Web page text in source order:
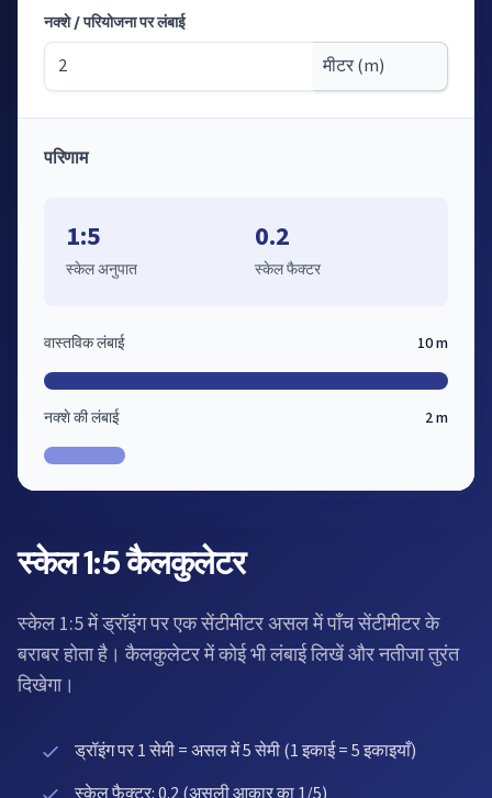
स्केल 1:5 कैलकुलेटर
स्केल 1:5 में ड्रॉइंग पर एक सेंटीमीटर असल में पाँच सेंटीमीटर के
बराबर होता है। कैलकुलेटर में कोई भी लंबाई लिखें और नतीजा तुरंत
दिखेगा।
ड्रॉइंग पर 1 सेमी = असल में 5 सेमी (1 इकाई = 5 इकाइयाँ)
मोड: स्केल से लंबाई की गणना
नक्शे / परियोजना पर लंबाई
परिणाम
1:5
स्केल अनुपात
0.2
स्केल फैक्टर
वास्तविक लंबाई 10 m
नक्शे की लंबाई 2 m